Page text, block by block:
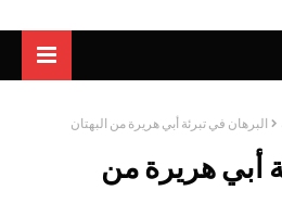
البرهان في تبرئة أبي هريرة من البهتان
أبي هريرة من